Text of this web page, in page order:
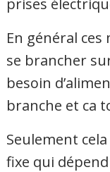
En général
se brancher
besoin
branche et ca
Seulement
fixe qui